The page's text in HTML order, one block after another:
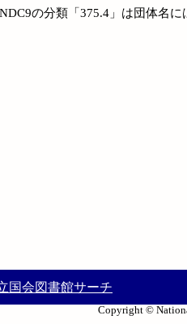
NDC9の分類「375.4」は団体名
国会図書館サーチ
Copyright ©